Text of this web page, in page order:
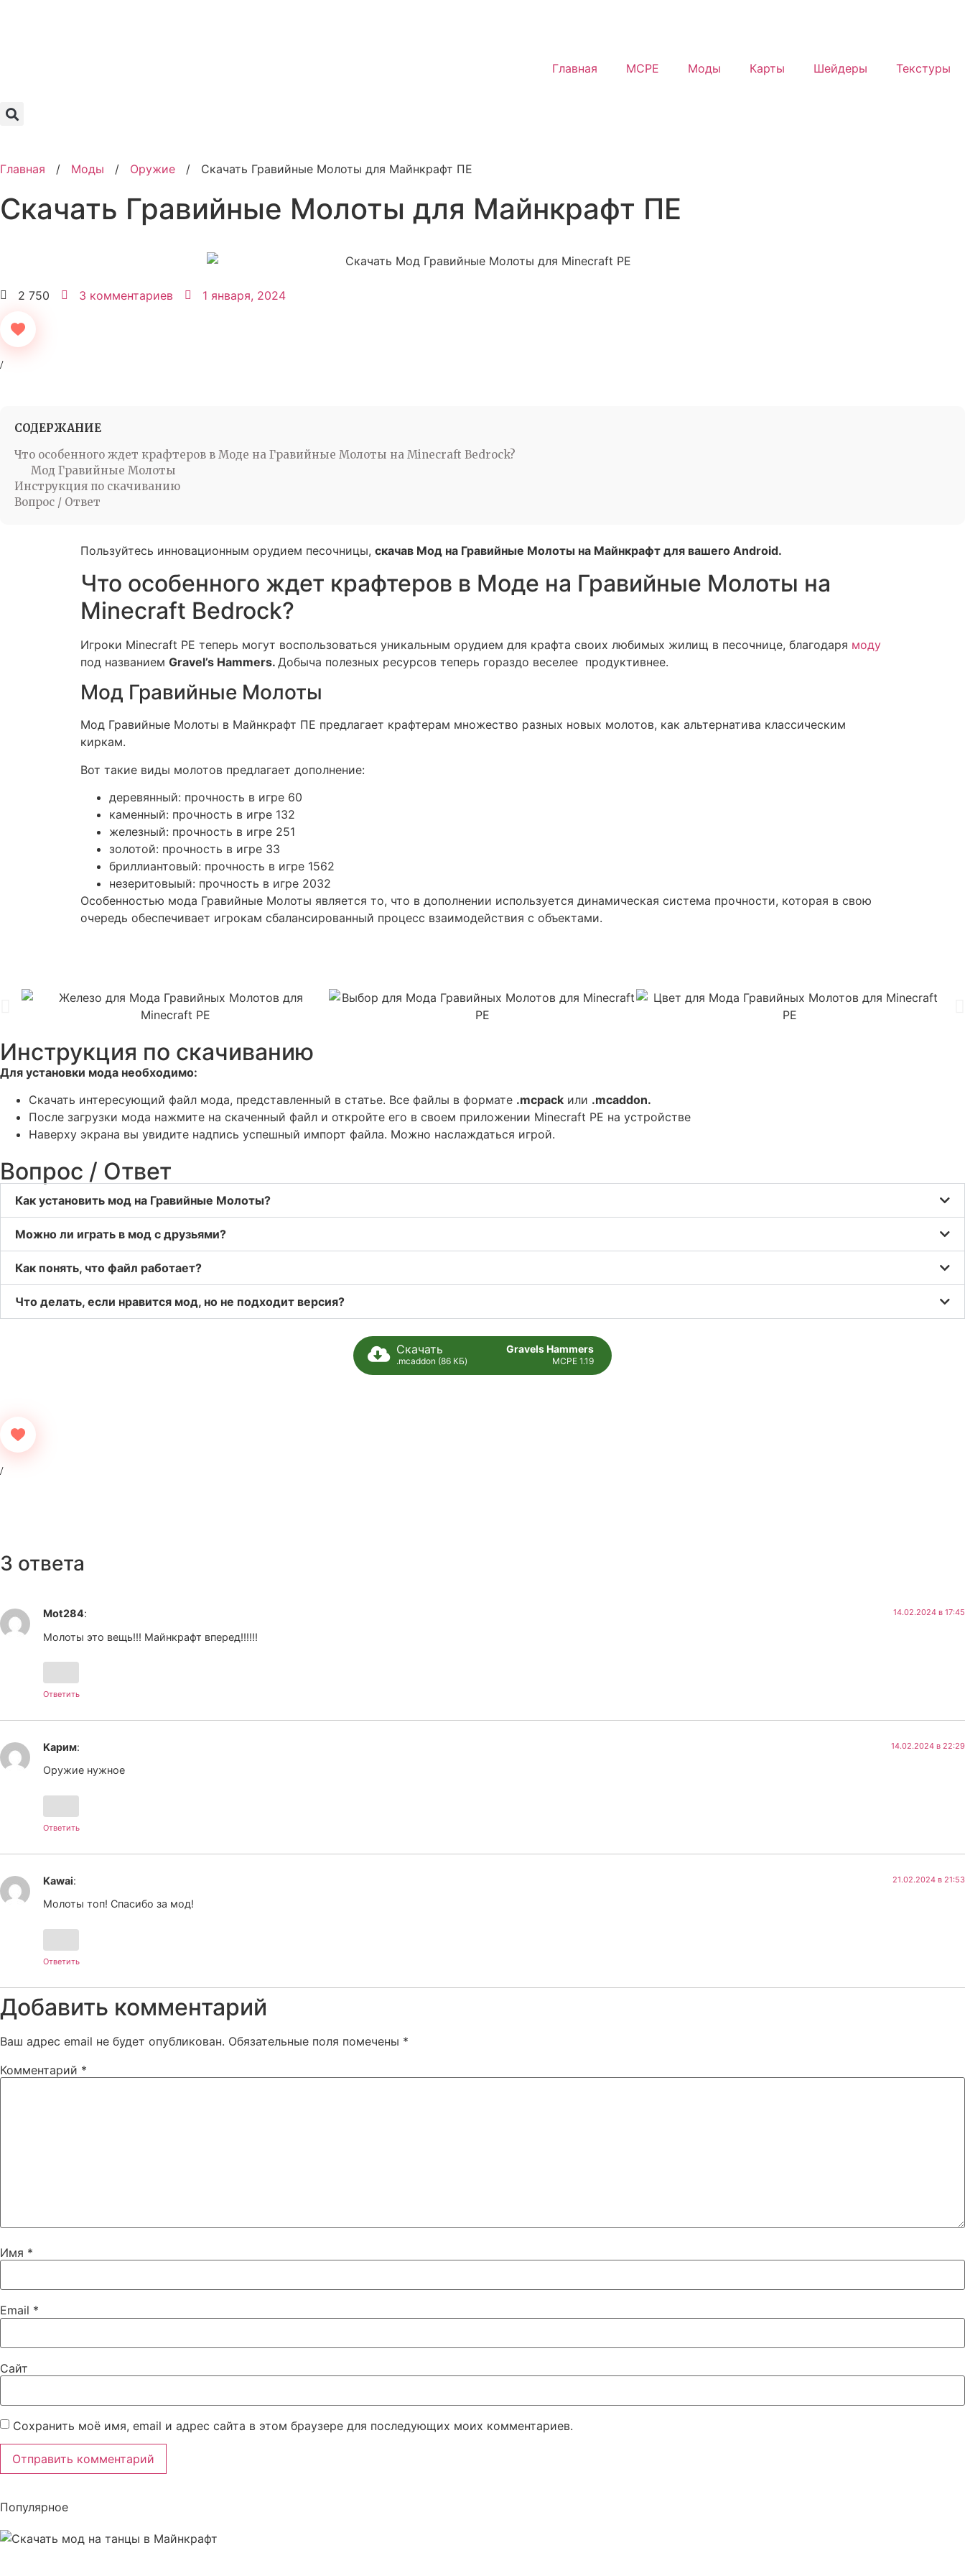
Главная MCPE Моды Карты Шейдеры Текстуры
Главная / Моды / Оружие / Скачать Гравийные Молоты для Майнкрафт ПЕ
Скачать Гравийные Молоты для Майнкрафт ПЕ
2 750 3 комментариев 1 января, 2024
СОДЕРЖАНИЕ
Что особенного ждет крафтеров в Моде на Гравийные Молоты на Minecraft Bedrock?
Мод Гравийные Молоты
Инструкция по скачиванию
Вопрос / Ответ
Пользуйтесь инновационным орудием песочницы, скачав Мод на Гравийные Молоты на Майнкрафт для вашего Android.
Что особенного ждет крафтеров в Моде на Гравийные Молоты на
Minecraft Bedrock?
Игроки Minecraft PE теперь могут воспользоваться уникальным орудием для крафта своих любимых жилищ в песочнице, благодаря моду
под названием Gravel’s Hammers. Добыча полезных ресурсов теперь гораздо веселее продуктивнее.
Мод Гравийные Молоты
Мод Гравийные Молоты в Майнкрафт ПЕ предлагает крафтерам множество разных новых молотов, как альтернатива классическим
киркам.
Вот такие виды молотов предлагает дополнение:
деревянный: прочность в игре 60
каменный: прочность в игре 132
железный: прочность в игре 251
золотой: прочность в игре 33
бриллиантовый: прочность в игре 1562
незеритовыый: прочность в игре 2032
Особенностью мода Гравийные Молоты является то, что в дополнении используется динамическая система прочности, которая в свою
очередь обеспечивает игрокам сбалансированный процесс взаимодействия с объектами.
Инструкция по скачиванию
Для установки мода необходимо:
Скачать интересующий файл мода, представленный в статье. Все файлы в формате .mcpack или .mcaddon.
После загрузки мода нажмите на скаченный файл и откройте его в своем приложении Minecraft PE на устройстве
Наверху экрана вы увидите надпись успешный импорт файла. Можно наслаждаться игрой.
Вопрос / Ответ
Как установить мод на Гравийные Молоты?
Можно ли играть в мод с друзьями?
Как понять, что файл работает?
Что делать, если нравится мод, но не подходит версия?
Скачать
.mcaddon (86 КБ)
Gravels Hammers
MCPE 1.19
3 ответа
Mot284: 14.02.2024 в 17:45
Молоты это вещь!!! Майнкрафт вперед!!!!!!
Ответить
Kарим: 14.02.2024 в 22:29
Оружие нужное
Ответить
Kawai: 21.02.2024 в 21:53
Молоты топ! Спасибо за мод!
Ответить
Добавить комментарий
Ваш адрес email не будет опубликован. Обязательные поля помечены *
Комментарий *
Имя *
Email *
Сайт
Сохранить моё имя, email и адрес сайта в этом браузере для последующих моих комментариев.
Популярное